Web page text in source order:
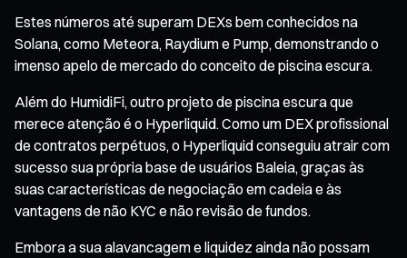
Estes números até superam DEXs bem conhecidos na
Solana, como Meteora, Raydium e Pump, demonstrando o
imenso apelo de mercado do conceito de piscina escura.
Além do HumidiFi, outro projeto de piscina escura que
merece atenção é o Hyperliquid. Como um DEX profissional
de contratos perpétuos, o Hyperliquid conseguiu atrair com
sucesso sua própria base de usuários Baleia, graças às
suas características de negociação em cadeia e às
vantagens de não KYC e não revisão de fundos.
Embora a sua alavancagem e liquidez ainda não possam